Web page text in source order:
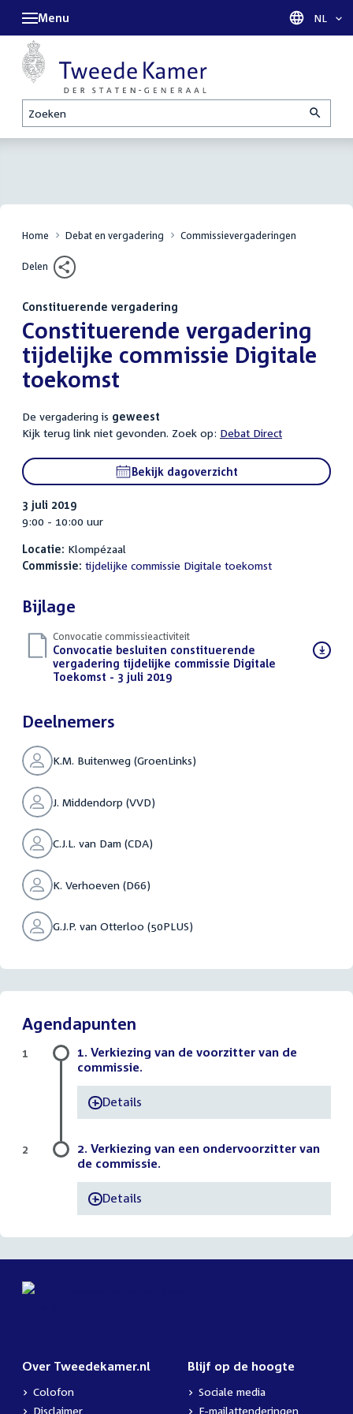
Zoeken
Menu Taal
NL
Home Debat en vergadering Commissievergaderingen
Delen
Constituerende vergadering
:Constituerende vergadering
tijdelijke commissie Digitale
toekomst
De vergadering is geweest
Kijk terug link niet gevonden. Zoek op: Debat Direct
Bekijk dagoverzicht
3 juli 2019
9:00 - 10:00 uur
Locatie: Klompézaal
Commissie: tijdelijke commissie Digitale toekomst
Bijlage
Convocatie commissieactiviteit
Download
bestand:
Convocatie besluiten constituerende
vergadering tijdelijke commissie Digitale
Toekomst - 3 juli 2019(PDF)
Deelnemers
K.M. Buitenweg (GroenLinks)
J. Middendorp (VVD)
C.J.L. van Dam (CDA)
K. Verhoeven (D66)
G.J.P. van Otterloo (50PLUS)
Agendapunten
1. Verkiezing van de voorzitter van de
commissie.
-Details
1
2. Verkiezing van een ondervoorzitter van
de commissie.
-Details
2
Over Tweedekamer.nl
Colofon
Disclaimer
Blijf op de hoogte
Sociale media
E-mailattenderingen